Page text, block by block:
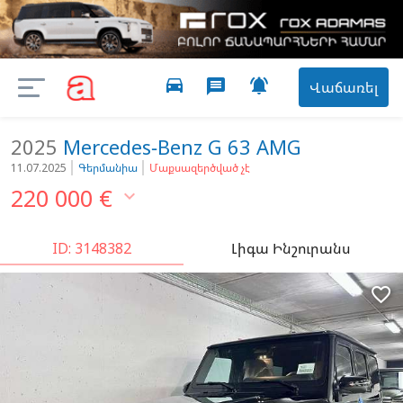
Վաճառել

message
directions_car
2025 Mercedes-Benz G 63 AMG
11.07.2025 Գերմանիա Մաքսազերծված չէ
220 000 € 
ID: 3148382 Լիգա Ինշուրանս
favorite_border